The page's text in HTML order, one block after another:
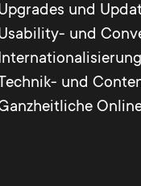
und
und
und